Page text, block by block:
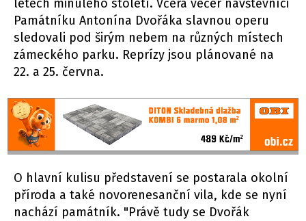
letech minulého století. Včera večer návštěvníci
Památníku Antonína Dvořáka slavnou operu
sledovali pod širým nebem na různých místech
zámeckého parku. Reprízy jsou plánované na
22. a 25. června.
O hlavní kulisu představení se postarala okolní
příroda a také novorenesanční vila, kde se nyní
nachází památník. "Právě tudy se Dvořák